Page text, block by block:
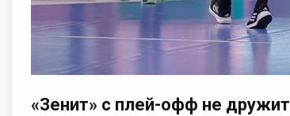
«Зенит» с плей-офф не дружит